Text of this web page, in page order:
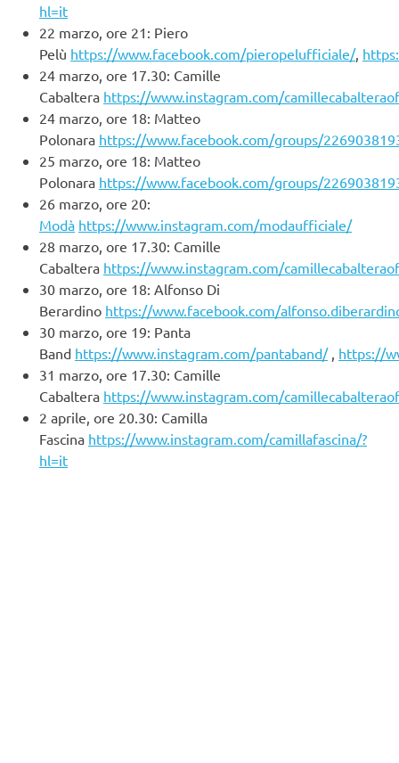
hl=it
22 marzo, ore 21: Piero
Pelù https://www.facebook.com/pieropelufficiale/,
24 marzo, ore 17.30: Camille
Cabaltera https://www.instagram.com/
24 marzo, ore 18: Matteo
Polonara https://www.facebook.com/groups/
25 marzo, ore 18: Matteo
Polonara https://www.facebook.com/groups/
26 marzo, ore 20:
Modà https://www.instagram.com/modaufficiale/
28 marzo, ore 17.30: Camille
Cabaltera https://www.instagram.com/
30 marzo, ore 18: Alfonso Di
Berardino https://www.facebook.com/
30 marzo, ore 19: Panta
Band https://www.instagram.com/pantaband/, https://
31 marzo, ore 17.30: Camille
Cabaltera https://www.instagram.com/
2 aprile, ore 20.30: Camilla
Fascina https://www.instagram.com/camillafascina/?
hl=it